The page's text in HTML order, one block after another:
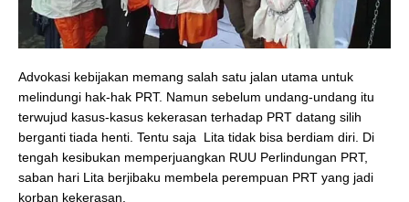
Advokasi kebijakan memang salah satu jalan utama untuk
melindungi hak-hak PRT. Namun sebelum undang-undang itu
terwujud kasus-kasus kekerasan terhadap PRT datang silih
berganti tiada henti. Tentu saja Lita tidak bisa berdiam diri. Di
tengah kesibukan memperjuangkan RUU Perlindungan PRT,
saban hari Lita berjibaku membela perempuan PRT yang jadi
korban kekerasan.